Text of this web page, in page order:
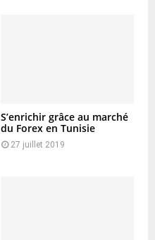
S’enrichir grâce au marché
du Forex en Tunisie
27 juillet 2019